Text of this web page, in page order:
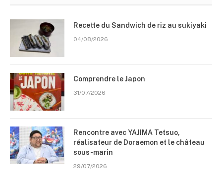
Recette du Sandwich de riz au sukiyaki
04/08/2026
Comprendre le Japon
31/07/2026
Rencontre avec YAJIMA Tetsuo,
réalisateur de Doraemon et le château
sous-marin
29/07/2026